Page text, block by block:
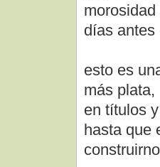
días antes
esto es
más
en títulos
hasta que